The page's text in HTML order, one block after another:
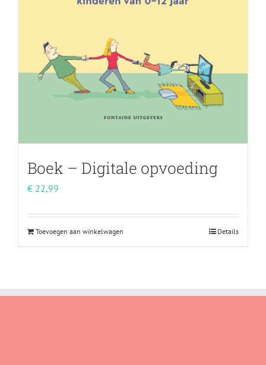
Boek – Digitale opvoeding
€ 22,99
Toevoegen aan winkelwagen Details